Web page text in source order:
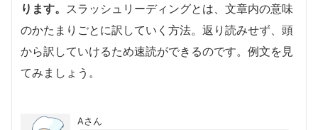
ります。 スラッシュリーディングとは、文章内の意味
のかたまりごとに訳していく方法。返り読みせず、頭
から訳していけるため速読ができるのです。例文を見
てみましょう。
Aさん